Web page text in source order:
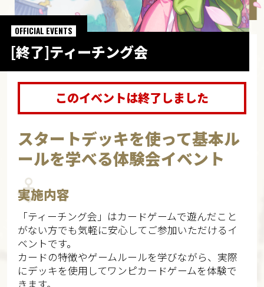
[終了]ティーチング会
OFFICIAL EVENTS
このイベントは終了しました
スタートデッキを使って基本ル
ールを学べる体験会イベント
実施内容
「ティーチング会」はカードゲームで遊んだこと
がない方でも気軽に安心してご参加いただけるイ
ベントです。
カードの特徴やゲームルールを学びながら、実際
にデッキを使用してワンピカードゲームを体験で
きます。